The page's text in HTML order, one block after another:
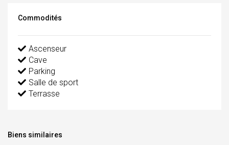
Commodités
Ascenseur
Cave
Parking
Salle de sport
Terrasse
Biens similaires